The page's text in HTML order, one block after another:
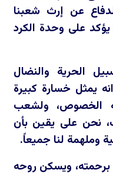
عن إرث شعبنا
على وحدة الكرد
الحرية والنضال
يمثل خسارة كبيرة
الخصوص، ولشعب
نحن على يقين بأن
وملهمة لنا جميعاً.
برحمته، ويسكن روحه